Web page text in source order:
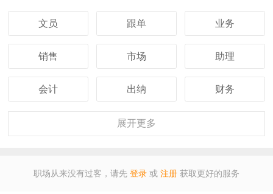
文员 跟单 业务
销售 市场 助理
会计 出纳 财务
行政
展开更多
职场从来没有过客，请先 登录 或 注册 获取更好的服务